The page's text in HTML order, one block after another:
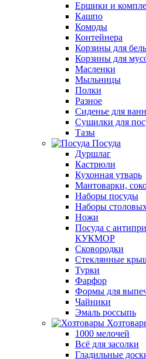
Ершики и
Кашпо
Комоды
Контейнера
Корзины для
Корзины для
Масленки
Мыльницы
Полки
Разное
Сиденье для
Сушилки для
Тазы
Посуда
Дуршлаг
Кастрюли
Кухонная утварь
Мантоварки,
Наборы посуды
Наборы
Ножи
Посуда с
КУКМОР
Сковородки
Стеклянные
Турки
Фарфор
Формы для
Чайники
Эмаль россыпь
1000 мелочей
Всё для засолки
Гладильные